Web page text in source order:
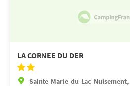
LA CORNEE DU DER
Sainte-Marie-du-Lac-Nuisement,